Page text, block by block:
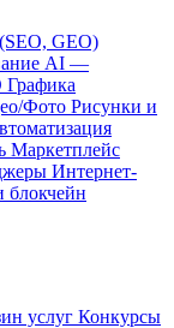
GEO)
AI —
Графика
Фото Рисунки и
Маркетплейс
Интернет-
блокчейн
услуг Конкурсы